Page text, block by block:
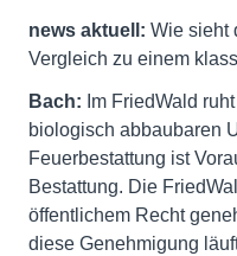
news aktuell: Wie sieht
Vergleich zu einem
Bach: Im FriedWald
biologisch abbaubaren
Feuerbestattung ist
Bestattung. Die
öffentlichem Recht
diese Genehmigung